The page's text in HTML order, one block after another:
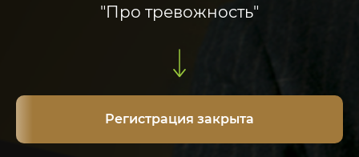
"Про тревожность"
Регистрация закрыта